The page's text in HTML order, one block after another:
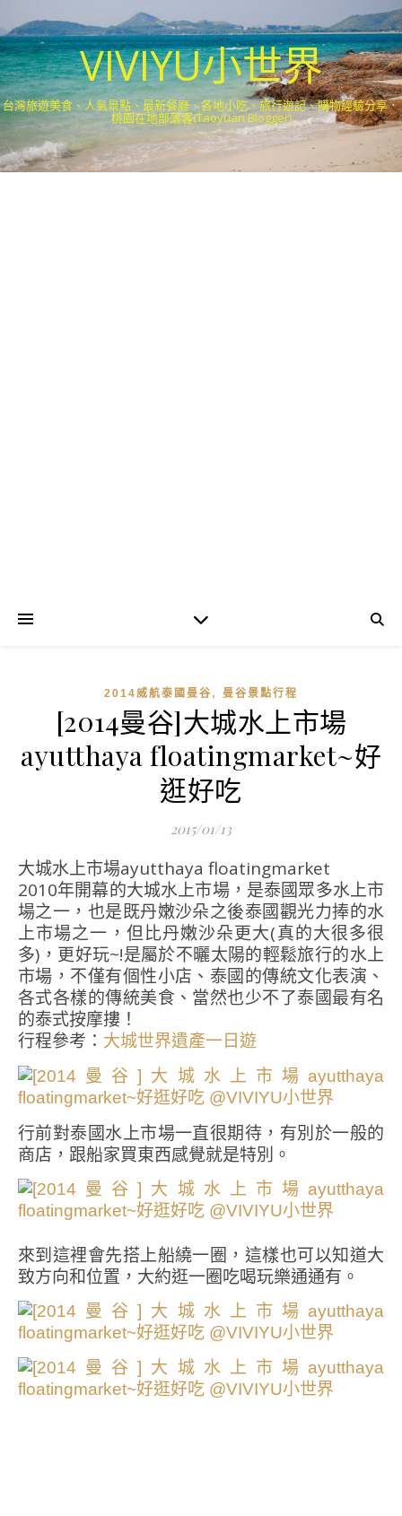
VIVIYU小世界
台灣旅遊美食、人氣景點、最新餐廳、各地小吃、旅行遊記、購物經驗分享．
桃園在地部落客(Taoyuan Blogger)
2014威航泰國曼谷 , 曼谷景點行程
[2014曼谷]大城水上市場
ayutthaya floatingmarket~好
逛好吃
2015/01/13
大城水上市場ayutthaya floatingmarket
2010年開幕的大城水上市場，是泰國眾多水上市
場之一，也是既丹嫩沙朵之後泰國觀光力捧的水
上市場之一，但比丹嫩沙朵更大(真的大很多很
多)，更好玩~!是屬於不曬太陽的輕鬆旅行的水上
市場，不僅有個性小店、泰國的傳統文化表演、
各式各樣的傳統美食、當然也少不了泰國最有名
的泰式按摩摟！
行程參考： 大城世界遺產一日遊
行前對泰國水上市場一直很期待，有別於一般的
商店，跟船家買東西感覺就是特別。
來到這裡會先搭上船繞一圈，這樣也可以知道大
致方向和位置，大約逛一圈吃喝玩樂通通有。